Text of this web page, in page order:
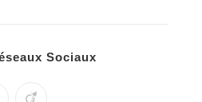
Sociaux